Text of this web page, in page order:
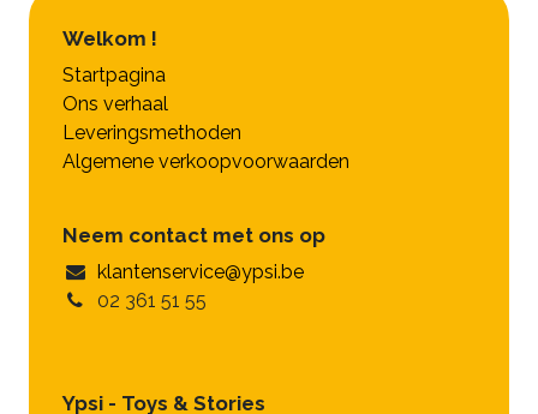
Welkom !
Startpagina
Ons verhaal
Leveringsmethoden
Algemene verkoopvoorwaarden
Neem contact met ons op
klantenservice@ypsi.be
02 361 51 55
Ypsi - Toys & Stories